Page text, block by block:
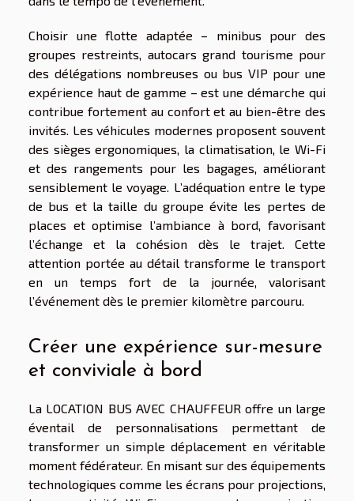
Choisir une flotte adaptée – minibus pour des
groupes restreints, autocars grand tourisme pour
des délégations nombreuses ou bus VIP pour une
expérience haut de gamme – est une démarche qui
contribue fortement au confort et au bien-être des
invités. Les véhicules modernes proposent souvent
des sièges ergonomiques, la climatisation, le Wi-Fi
et des rangements pour les bagages, améliorant
sensiblement le voyage. L’adéquation entre le type
de bus et la taille du groupe évite les pertes de
places et optimise l’ambiance à bord, favorisant
l’échange et la cohésion dès le trajet. Cette
attention portée au détail transforme le transport
en un temps fort de la journée, valorisant
l’événement dès le premier kilomètre parcouru.
Créer une expérience sur-mesure
et conviviale à bord
La LOCATION BUS AVEC CHAUFFEUR offre un large
éventail de personnalisations permettant de
transformer un simple déplacement en véritable
moment fédérateur. En misant sur des équipements
technologiques comme les écrans pour projections,